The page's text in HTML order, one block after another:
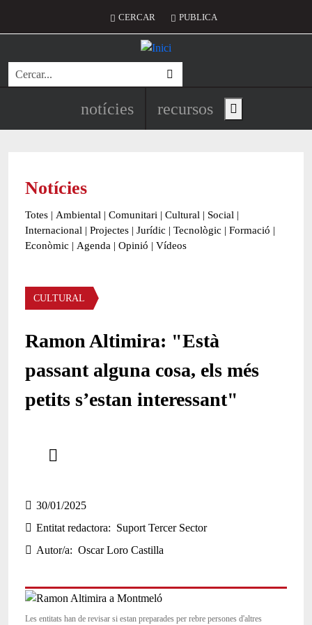
Menú del compte d'usuari
CERCAR PUBLICA
Cerca
Navegació principal de
notícies recursos Show main menu
Notícies
Totes | Ambiental | Comunitari | Cultural | Social |
Internacional | Projectes | Jurídic | Tecnològic | Formació |
Econòmic | Agenda | Opinió | Vídeos
Àmbit de la notícia
CULTURAL
Ramon Altimira: "Està
passant alguna cosa, els més
petits s’estan interessant"
30/01/2025
Entitat redactora
Suport Tercer Sector
Autor/a
Oscar Loro Castilla
Les entitats han de revisar si estan preparades per rebre persones d'altres